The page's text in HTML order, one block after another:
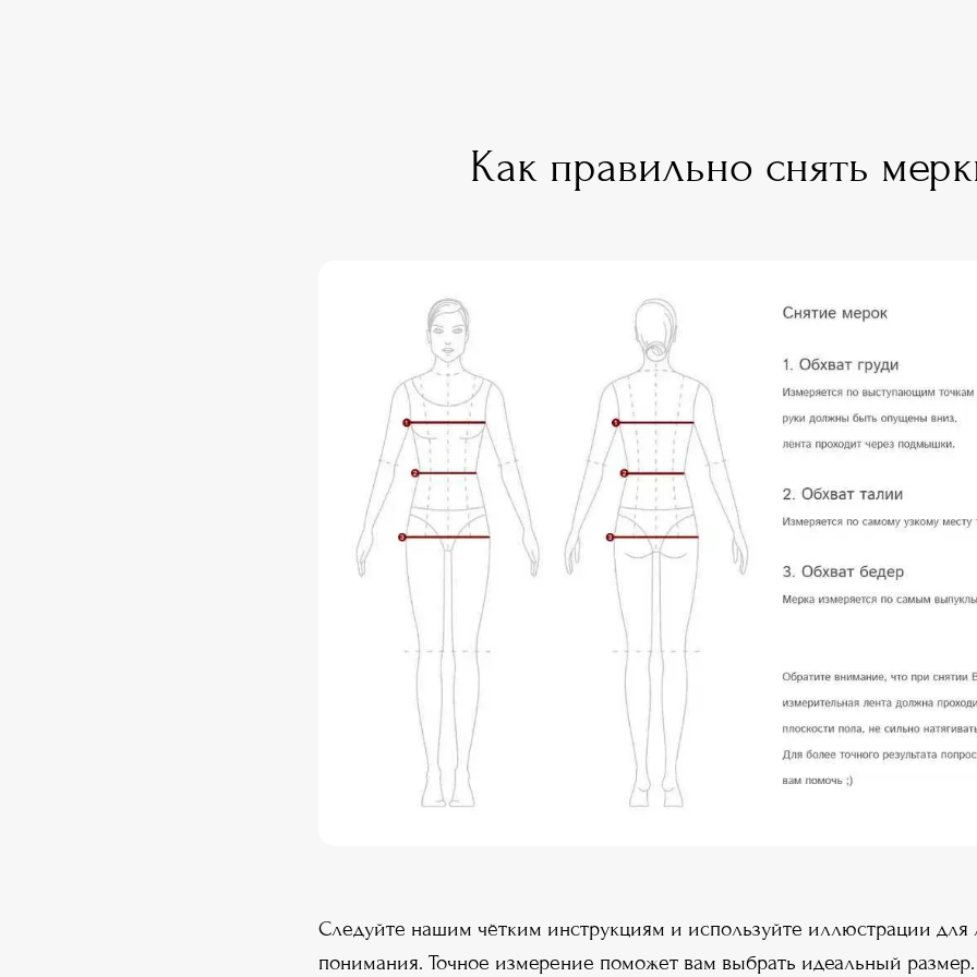
Как правильно снять
Следуйте нашим чётким инструкциям и используйте иллюстрации для
понимания. Точное измерение поможет вам выбрать идеальный размер.